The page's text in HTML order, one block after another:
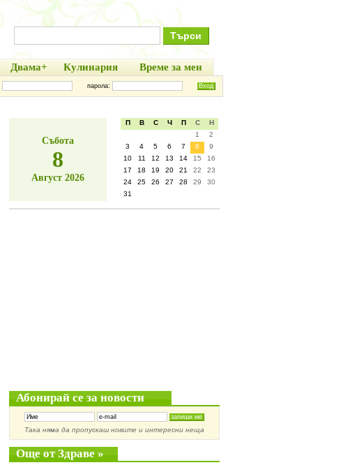
Двама+ Кулинария Време за мен
парола:
Събота
8
Август 2026
П В С Ч П С
Н
1
2
3
4 5 6 7 8
9
10
11 12 13 14 15
16
17
18 19 20 21 22
23
24
25 26 27 28 29
30
31
Абонирай се за новости
Така няма да пропускаш новите и интересни неща
Още от Здраве »